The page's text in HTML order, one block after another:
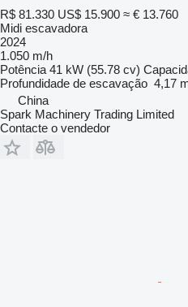
R$ 81.330 US$ 15.900 ≈ € 13.760
Midi escavadora
2024
1.050 m/h
Potência 41 kW (55.78 cv)
Profundidade de escavação 4,17
China
Spark Machinery Trading Limited
Contacte o vendedor